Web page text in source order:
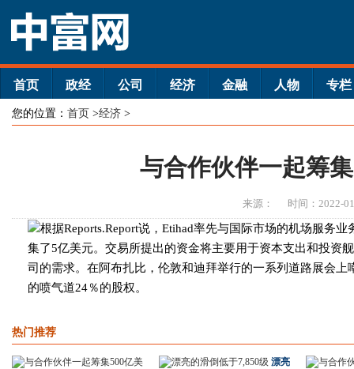
首页 政经 公司 经济 金融 人物 专栏
您的位置： 首页 >经济 >
与合作伙伴一起筹
来源： 时间：2022-
根据Reports.Report说，Etihad率先与国际市场的机场服务
集了5亿美元。交易所提出的资金将主要用于资本支出和投资
司的需求。在阿布扎比，伦敦和迪拜举行的一系列道路展会
的喷气道24％的股权。
热门推荐
漂亮